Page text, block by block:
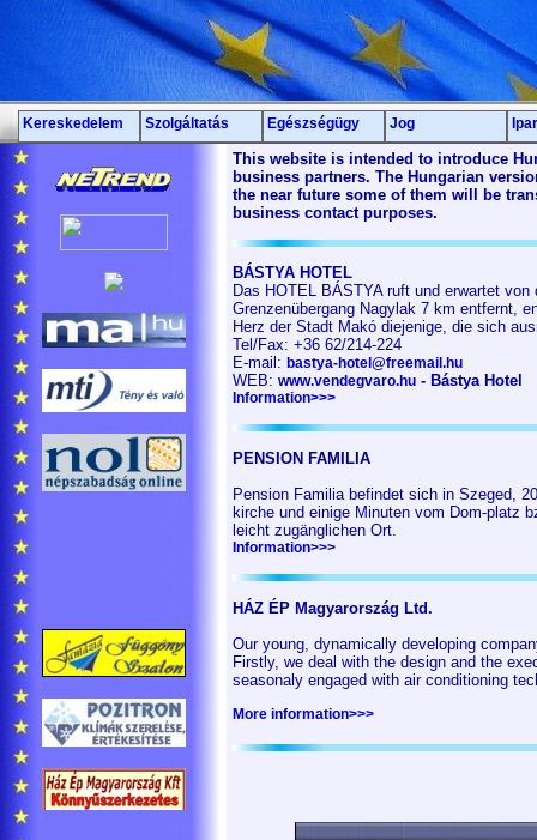
This website is intended to introduce
business partners. The Hungarian
the near future some of them will be
business contact purposes.
BÁSTYA HOTEL
Das HOTEL BÁSTYA ruft und erwartet
Grenzenübergang Nagylak 7 km entfernt,
Herz der Stadt Makó diejenige, die sich
Tel/Fax: +36 62/214-224
E-mail: bastya-hotel@freemail.hu
WEB: www.vendegvaro.hu - Bástya Hotel
Information>>>
PENSION FAMILIA
Pension Familia befindet sich in Szeged,
kirche und einige Minuten vom Dom-platz
leicht zugänglichen Ort.
Information>>>
HÁZ ÉP Magyarország Ltd.
Our young, dynamically developing
Firstly, we deal with the design and the
seasonaly engaged with air conditioning
More information>>>
Kereskedelem Szolgáltatás Egészségügy Jog Ipar